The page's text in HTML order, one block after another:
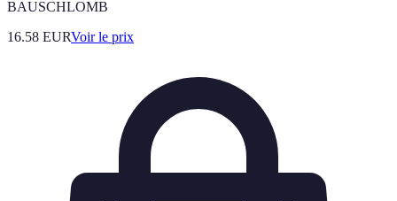
BAUSCHLOMB
16.58 EURVoir le prix